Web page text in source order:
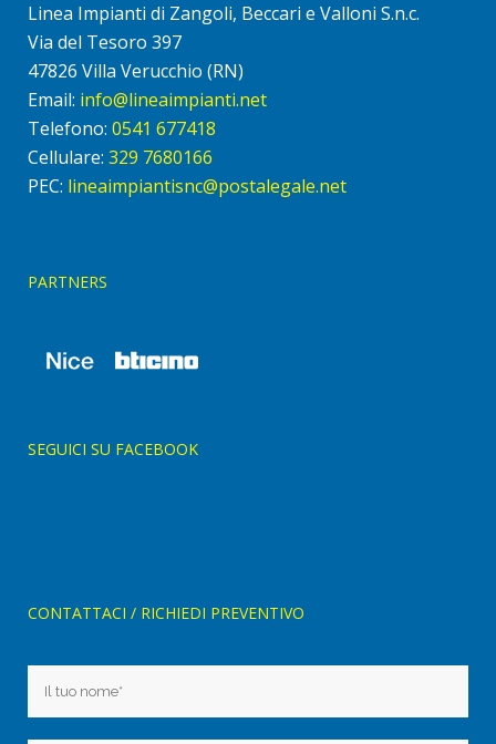
Linea Impianti di Zangoli, Beccari e Valloni S.n.c.
Via del Tesoro 397
47826 Villa Verucchio (RN)
Email: info@lineaimpianti.net
Telefono: 0541 677418
Cellulare: 329 7680166
PEC: lineaimpiantisnc@postalegale.net
PARTNERS
SEGUICI SU FACEBOOK
CONTATTACI / RICHIEDI PREVENTIVO